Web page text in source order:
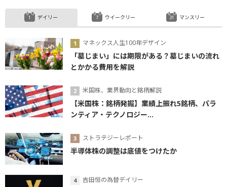
デイリー
マネックス人生100年デザイン
「墓じまい」には期限がある？墓じまいの流れ
とかかる費用を解説
米国株、業界動向と銘柄解説
【米国株：銘柄発掘】業績上振れ5銘柄、パラ
ンティア・テクノロジー...
ストラテジーレポート
半導体株の調整は底値をつけたか
吉田恒の為替デイリー
ウイークリー マンスリー